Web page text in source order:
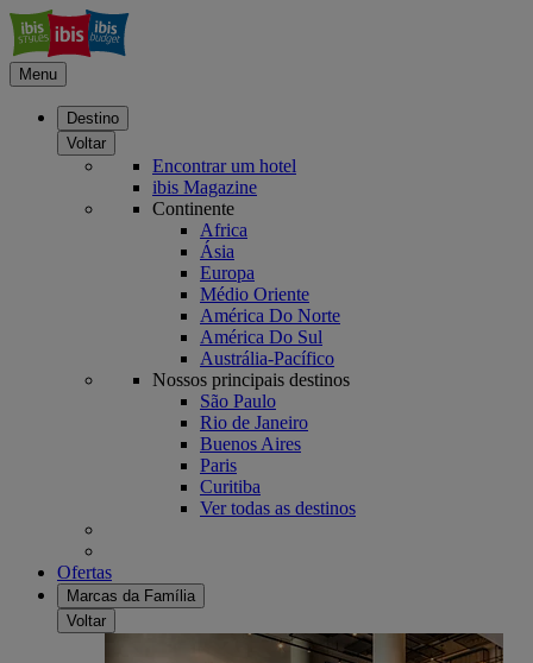
Menu
Destino
Voltar
Encontrar um hotel
ibis Magazine
Continente
Africa
Ásia
Europa
Médio Oriente
América Do Norte
América Do Sul
Austrália-Pacífico
Nossos principais destinos
São Paulo
Rio de Janeiro
Buenos Aires
Paris
Curitiba
Ver todas as destinos
Ofertas
Marcas da Família
Voltar